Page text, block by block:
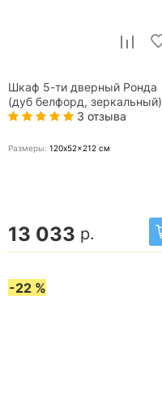
Шкаф 5-ти дверный Ронда
(дуб белфорд, зеркальный)
3 отзыва
Размеры: 120x52x212 см
13 033 р.
-22 %